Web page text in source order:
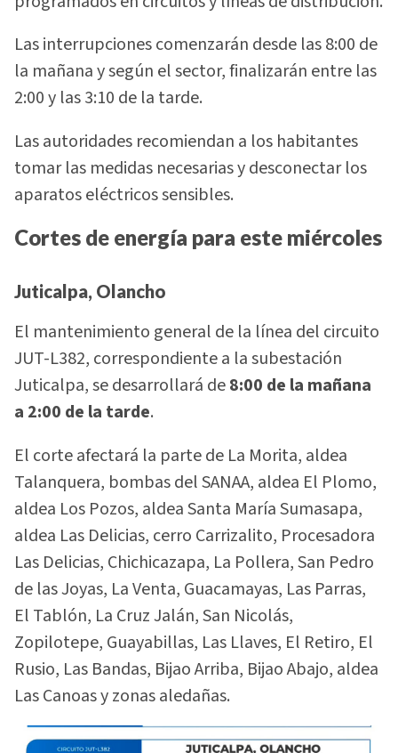
Las interrupciones comenzarán desde las 8:00 de
la mañana y según el sector, finalizarán entre las
2:00 y las 3:10 de la tarde.
Las autoridades recomiendan a los habitantes
tomar las medidas necesarias y desconectar los
aparatos eléctricos sensibles.
Cortes de energía para este miércoles
Juticalpa, Olancho
El mantenimiento general de la línea del circuito
JUT-L382, correspondiente a la subestación
Juticalpa, se desarrollará de8:00 de la mañana
a 2:00 de la tarde.
El corte afectará la parte de La Morita, aldea
Talanquera, bombas del SANAA, aldea El Plomo,
aldea Los Pozos, aldea Santa María Sumasapa,
aldea Las Delicias, cerro Carrizalito, Procesadora
Las Delicias, Chichicazapa, La Pollera, San Pedro
de las Joyas, La Venta, Guacamayas, Las Parras,
El Tablón, La Cruz Jalán, San Nicolás,
Zopilotepe, Guayabillas, Las Llaves, El Retiro, El
Rusio, Las Bandas, Bijao Arriba, Bijao Abajo, aldea
Las Canoas y zonas aledañas.